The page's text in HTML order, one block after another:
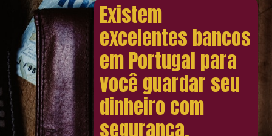
Existem
excelentes bancos
em Portugal para
você guardar seu
dinheiro com
segurança.